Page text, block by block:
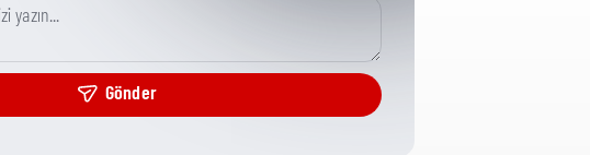
CPG Misc Analytical
Gönder